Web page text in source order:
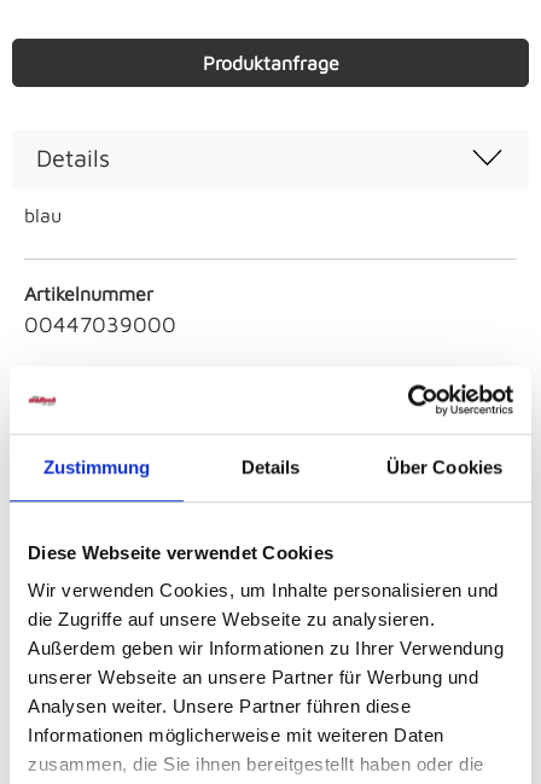
Zustimmung Details Über Cookies
Diese Webseite verwendet Cookies
Wir verwenden Cookies, um Inhalte personalisieren und
die Zugriffe auf unsere Webseite zu analysieren.
Außerdem geben wir Informationen zu Ihrer Verwendung
unserer Webseite an unsere Partner für Werbung und
Analysen weiter. Unsere Partner führen diese
Informationen möglicherweise mit weiteren Daten
zusammen, die Sie ihnen bereitgestellt haben oder die
Produktanfrage
Details
blau
Artikelnummer
00447039000
Höhe
Serie
Caldera
Artikeldurchmesser
8,00